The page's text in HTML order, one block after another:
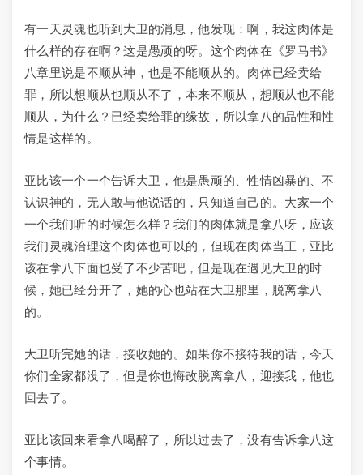
有一天灵魂也听到大卫的消息，他发现：啊，我这肉体是
什么样的存在啊？这是愚顽的呀。这个肉体在《罗马书》
八章里说是不顺从神，也是不能顺从的。肉体已经卖给
罪，所以想顺从也顺从不了，本来不顺从，想顺从也不能
顺从，为什么？已经卖给罪的缘故，所以拿八的品性和性
情是这样的。
亚比该一个一个告诉大卫，他是愚顽的、性情凶暴的、不
认识神的，无人敢与他说话的，只知道自己的。大家一个
一个我们听的时候怎么样？我们的肉体就是拿八呀，应该
我们灵魂治理这个肉体也可以的，但现在肉体当王，亚比
该在拿八下面也受了不少苦吧，但是现在遇见大卫的时
候，她已经分开了，她的心也站在大卫那里，脱离拿八
的。
大卫听完她的话，接收她的。如果你不接待我的话，今天
你们全家都没了，但是你也悔改脱离拿八，迎接我，他也
回去了。
亚比该回来看拿八喝醉了，所以过去了，没有告诉拿八这
个事情。